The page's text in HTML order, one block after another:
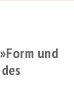
und